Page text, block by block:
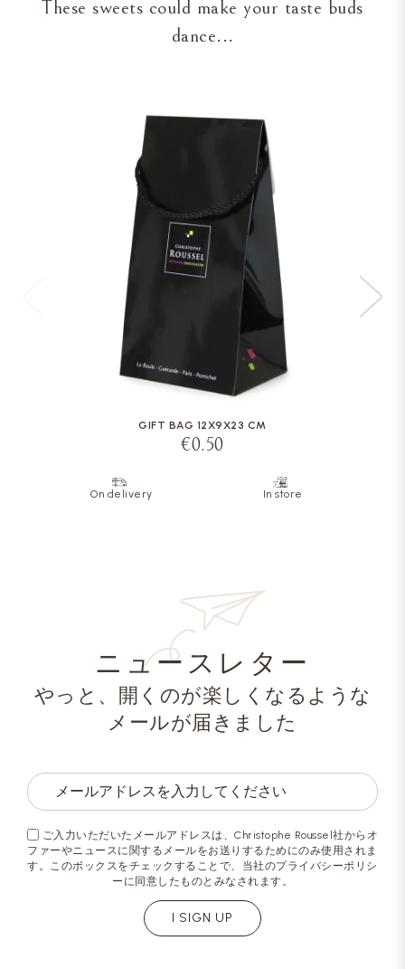
These sweets could make your taste buds
dance...
GIFT BAG 12X9X23 CM
€0.50
On delivery In store
ニュースレター
やっと、開くのが楽しくなるような
メールが届きました
ご入力いただいたメールアドレスは、Christophe Roussel社からオ
ファーやニュースに関するメールをお送りするためにのみ使用されま
す。このボックスをチェックすることで、当社のプライバシーポリシ
ーに同意したものとみなされます。
I SIGN UP